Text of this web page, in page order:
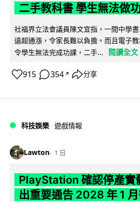
二手教科書 學生無法做
社福界立法會議員陳文宜指，一間中學
遠超通漲，令家長難以負擔。而且電子
令學生無法完成功課，二手...
閱讀全文
915 354 ↗ 分享
科技娛樂 遊戲情報
Lawton 1 日
PlayStation 確認停產實
出重要通告 2028 年 1